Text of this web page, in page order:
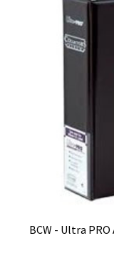
BCW - Ultra PRO